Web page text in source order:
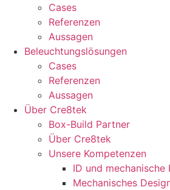
Cases
Referenzen
Aussagen
Beleuchtungslösungen
Cases
Referenzen
Aussagen
Über Cre8tek
Box-Build Partner
Über Cre8tek
Unsere Kompetenzen
ID und
Mechanisches